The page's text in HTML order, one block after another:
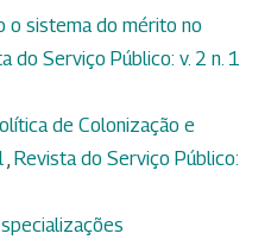
o sistema do mérito no
do Serviço Público: v. 2 n. 1
de Colonização e
, Revista do Serviço Público: